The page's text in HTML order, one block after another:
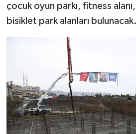
çocuk oyun parkı, fitness
bisiklet park alanları bulunacak.